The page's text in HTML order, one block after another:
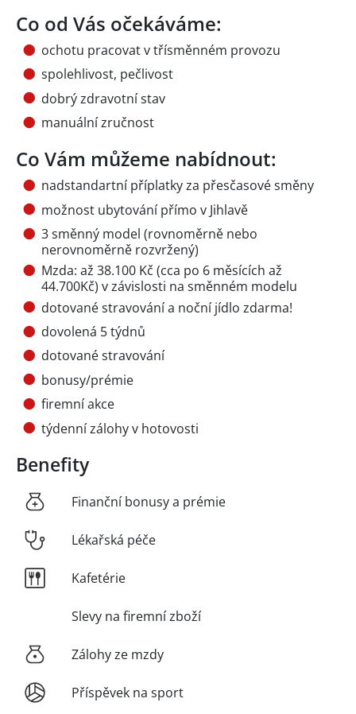
Co od Vás očekáváme:
ochotu pracovat v třísměnném provozu
spolehlivost, pečlivost
dobrý zdravotní stav
manuální zručnost
Co Vám můžeme nabídnout:
nadstandartní příplatky za přesčasové směny
možnost ubytování přímo v Jihlavě
3 směnný model (rovnoměrně nebo
nerovnoměrně rozvržený)
Mzda: až 38.100 Kč (cca po 6 měsících až
44.700Kč) v závislosti na směnném modelu
dotované stravování a noční jídlo zdarma!
dovolená 5 týdnů
dotované stravování
bonusy/prémie
firemní akce
týdenní zálohy v hotovosti
Benefity
Finanční bonusy a prémie
Lékařská péče
Kafetérie
Slevy na firemní zboží
Zálohy ze mzdy
Příspěvek na sport